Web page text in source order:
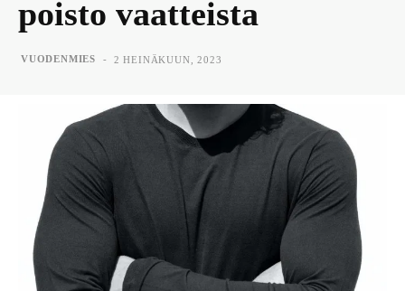
poisto vaatteista
VUODENMIES - 2 HEINÄKUUN, 2023